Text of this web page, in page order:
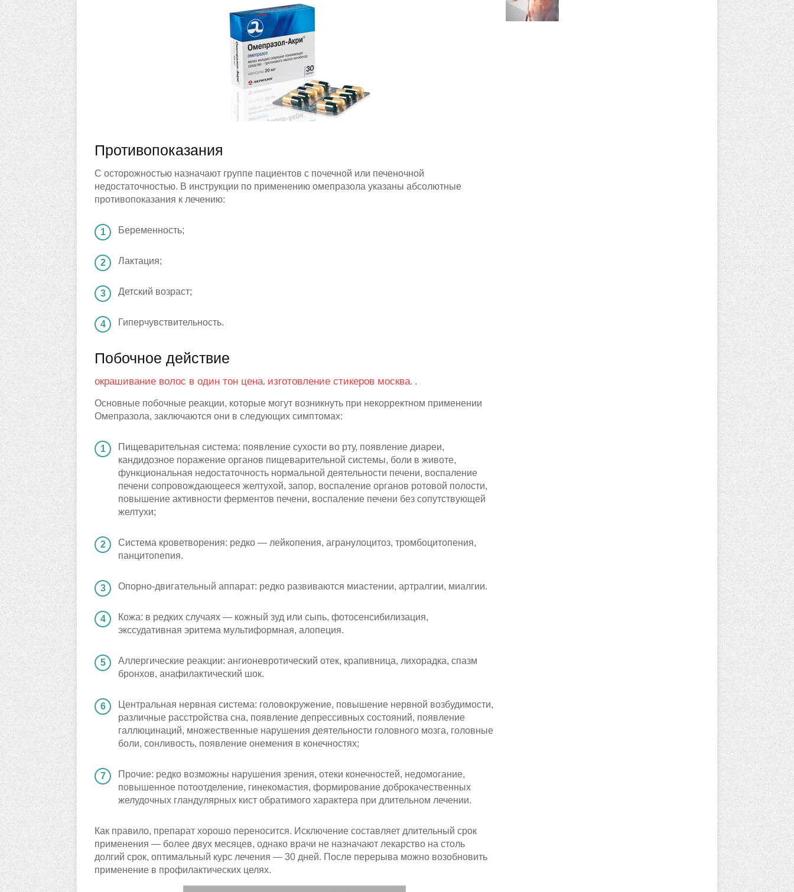
Противопоказания
С осторожностью назначают группе пациентов с почечной или печеночной
недостаточностью. В инструкции по применению омепразола указаны абсолютные
противопоказания к лечению:
Беременность;
Лактация;
Детский возраст;
Гиперчувствительность.
Побочное действие
окрашивание волос в один тон цена. изготовление стикеров москва. .
Основные побочные реакции, которые могут возникнуть при некорректном применении
Омепразола, заключаются они в следующих симптомах:
Пищеварительная система: появление сухости во рту, появление диареи,
кандидозное поражение органов пищеварительной системы, боли в животе,
функциональная недостаточность нормальной деятельности печени, воспаление
печени сопровождающееся желтухой, запор, воспаление органов ротовой полости,
повышение активности ферментов печени, воспаление печени без сопутствующей
желтухи;
Система кроветворения: редко — лейкопения, агранулоцитоз, тромбоцитопения,
панцитопепия.
Опорно-двигательный аппарат: редко развиваются миастении, артралгии, миалгии.
Кожа: в редких случаях — кожный зуд или сыпь, фотосенсибилизация,
экссудативная эритема мультиформная, алопеция.
Аллергические реакции: ангионевротический отек, крапивница, лихорадка, спазм
бронхов, анафилактический шок.
Центральная нервная система: головокружение, повышение нервной возбудимости,
различные расстройства сна, появление депрессивных состояний, появление
галлюцинаций, множественные нарушения деятельности головного мозга, головные
боли, сонливость, появление онемения в конечностях;
Прочие: редко возможны нарушения зрения, отеки конечностей, недомогание,
повышенное потоотделение, гинекомастия, формирование доброкачественных
желудочных гландулярных кист обратимого характера при длительном лечении.
Как правило, препарат хорошо переносится. Исключение составляет длительный срок
применения — более двух месяцев, однако врачи не назначают лекарство на столь
долгий срок, оптимальный курс лечения — 30 дней. После перерыва можно возобновить
применение в профилактических целях.